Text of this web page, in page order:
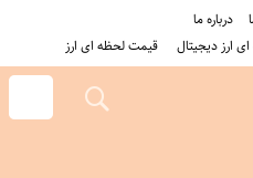
درباره ما
ارز دیجیتال قیمت لحظه ای ارز